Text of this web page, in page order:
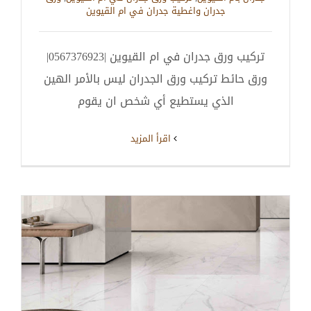
جدران واغطية جدران في ام القيوين
تركيب ورق جدران في ام القيوين |0567376923|
ورق حائط تركيب ورق الجدران ليس بالأمر الهين
الذي يستطيع أي شخص ان يقوم